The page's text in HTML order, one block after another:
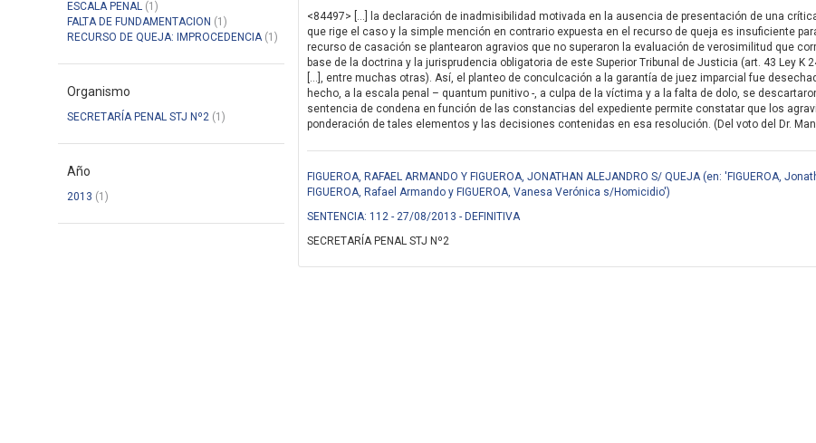
ESCALA PENAL (1)
FALTA DE FUNDAMENTACION (1)
RECURSO DE QUEJA: IMPROCEDENCIA(1)
Organismo
SECRETARÍA PENAL STJ Nº2 (1)
Año
2013 (1)
<84497> […] la declaración de inadmisibilidad motivada en la ausencia de presentación de una
que rige el caso y la simple mención en contrario expuesta en el recurso de queja es insuficiente
recurso de casación se plantearon agravios que no superaron la evaluación de verosimilitud que
base de la doctrina y la jurisprudencia obligatoria de este Superior Tribunal de Justicia (art. 43 Ley K
[…], entre muchas otras). Así, el planteo de conculcación a la garantía de juez imparcial fue
hecho, a la escala penal – quantum punitivo -, a culpa de la víctima y a la falta de dolo, se
sentencia de condena en función de las constancias del expediente permite constatar que los
ponderación de tales elementos y las decisiones contenidas en esa resolución. (Del voto del Dr.
FIGUEROA, RAFAEL ARMANDO Y FIGUEROA, JONATHAN ALEJANDRO S/ QUEJA (en: 'FIGUEROA,
FIGUEROA, Rafael Armando y FIGUEROA, Vanesa Verónica s/Homicidio')
SENTENCIA: 112 - 27/08/2013 - DEFINITIVA
SECRETARÍA PENAL STJ Nº2